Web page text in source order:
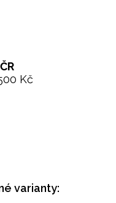
Kč
varianty: